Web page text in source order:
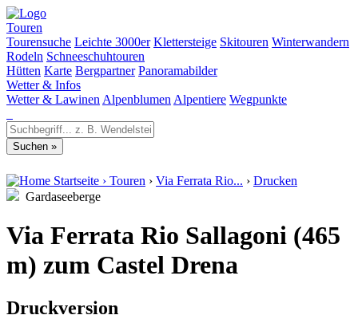
Touren
Tourensuche Leichte 3000er Klettersteige Skitouren Winterwandern
Rodeln Schneeschuhtouren
Hütten Karte Bergpartner Panoramabilder
Wetter & Infos
Wetter & Lawinen Alpenblumen Alpentiere Wegpunkte
Startseite › Touren › Via Ferrata Rio... › Drucken
Gardaseeberge
Via Ferrata Rio Sallagoni (465
m) zum Castel Drena
Druckversion